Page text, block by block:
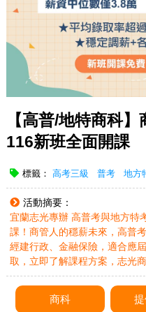
【高普/地特商科
116新班全面開課
標籤： 高考三級 普考 地方
活動摘要：
宜蘭志光專辦 高普考與地方特
課！商管人的穩薪未來，高普
經建行政、金融保險，適合應
取，立即了解課程方案，志光
商科